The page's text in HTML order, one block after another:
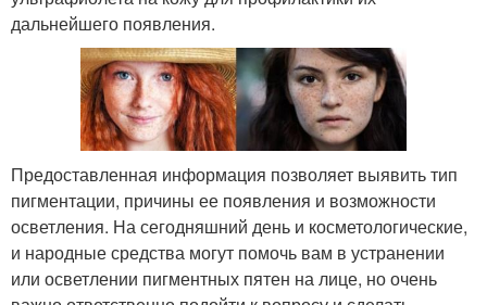
дальнейшего появления.
Предоставленная информация позволяет выявить тип
пигментации, причины ее появления и возможности
осветления. На сегодняшний день и косметологические,
и народные средства могут помочь вам в устранении
или осветлении пигментных пятен на лице, но очень